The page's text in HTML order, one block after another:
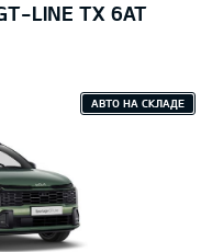
LINE TX 6AT
АВТО НА СКЛАДЕ